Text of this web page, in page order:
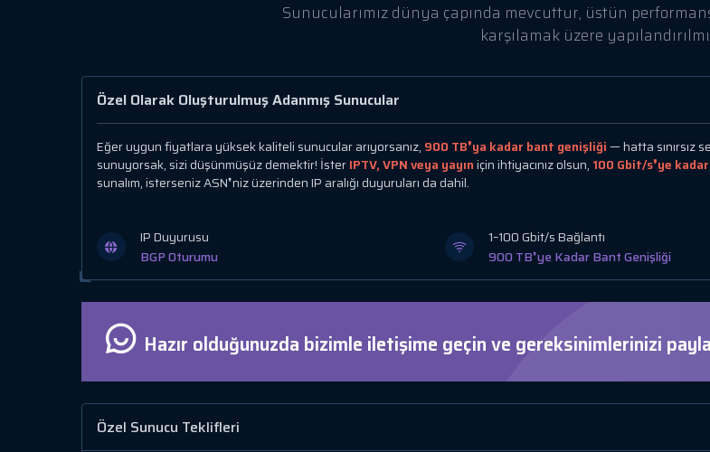
Sunucularımız dünya çapında mevcuttur, üstün
karşılamak üzere
Özel Olarak Oluşturulmuş Adanmış Sunucular
Eğer uygun fiyatlara yüksek kaliteli sunucular arıyorsanız, 900 TB❜ya kadar bant genişliği— hatta sınırsız
sunuyorsak, sizi düşünmüşüz demektir! İsterIPTV, VPN veya yayıniçin ihtiyacınız olsun, 100 Gbit/s❜ye kadar
sunalım, isterseniz ASN❜niz üzerinden IP aralığı duyuruları da dahil.
IP Duyurusu
BGP Oturumu
1–100 Gbit/s Bağlantı
900 TB❜ye Kadar Bant Genişliği
Hazır olduğunuzda bizimle iletişime geçin ve gereksinimlerinizi
Özel Sunucu Teklifleri